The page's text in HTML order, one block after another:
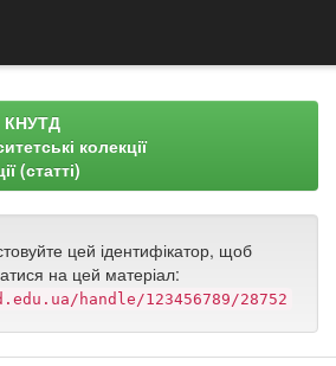
КНУТД
колекції
(статті)
цей ідентифікатор, щоб
на цей матеріал:
handle/123456789/28752